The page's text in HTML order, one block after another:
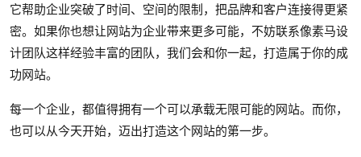
它帮助企业突破了时间、空间的限制，把品牌和客户连接得更紧
密。如果你也想让网站为企业带来更多可能，不妨联系像素马设
计团队这样经验丰富的团队，我们会和你一起，打造属于你的成
功网站。
每一个企业，都值得拥有一个可以承载无限可能的网站。而你，
也可以从今天开始，迈出打造这个网站的第一步。